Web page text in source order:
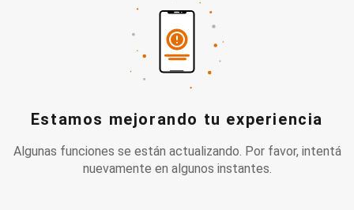
Estamos mejorando tu experiencia
Algunas funciones se están actualizando. Por favor, intentá
nuevamente en algunos instantes.